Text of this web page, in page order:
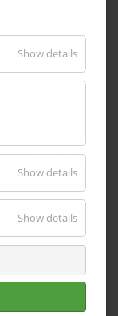
Show details
Show details
Show details